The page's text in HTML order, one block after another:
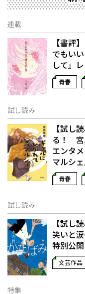
連載
【書評
でもい
して』
青春
試し読み
【試し
る！ 宮
エンタ
マルシ
青春
試し読み
【試し
笑いと涙
特別公開
文芸作品
特集